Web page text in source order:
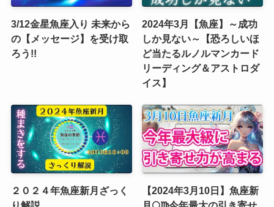
3/12金星魚座入り 未来から
の【メッセージ】を受け取
ろう!!
2024年3月【魚座】～成功
しか見ない～【恐ろしいほ
ど当たるルノルマンカード
リーディング＆アストロダ
イス】
２０２４年魚座新月ざっく
【2024年3月10日】魚座新